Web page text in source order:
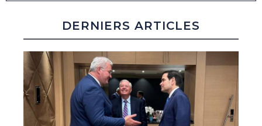
DERNIERS ARTICLES